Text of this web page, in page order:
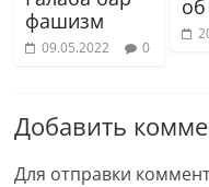
фашизм
09.05.2022 0
об
Добавить
Для отправки